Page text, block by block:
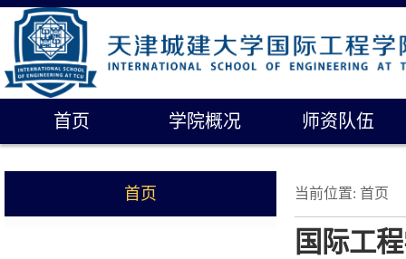
首页 学院概况 师资队伍
首页 当前位置: 首页
国际工